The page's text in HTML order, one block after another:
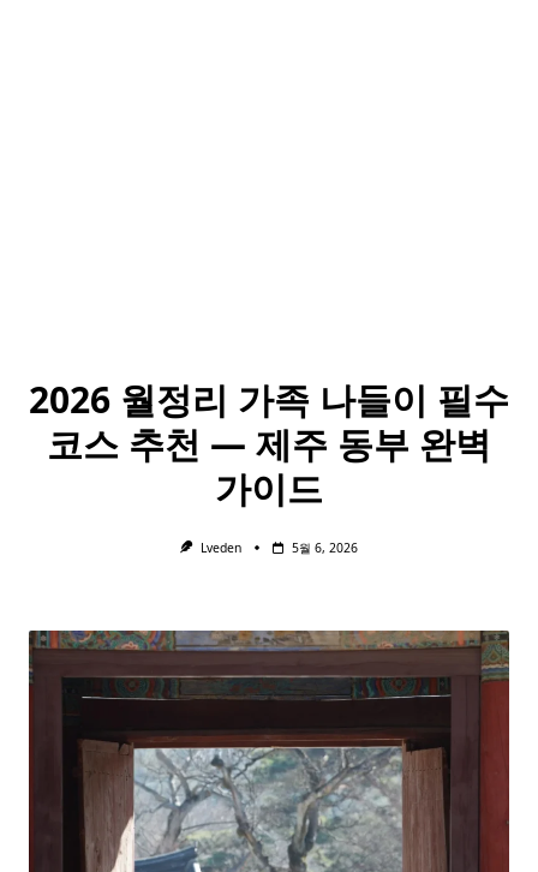
2026 월정리 가족 나들이 필수
코스 추천 — 제주 동부 완벽
가이드
Lveden 5월 6, 2026